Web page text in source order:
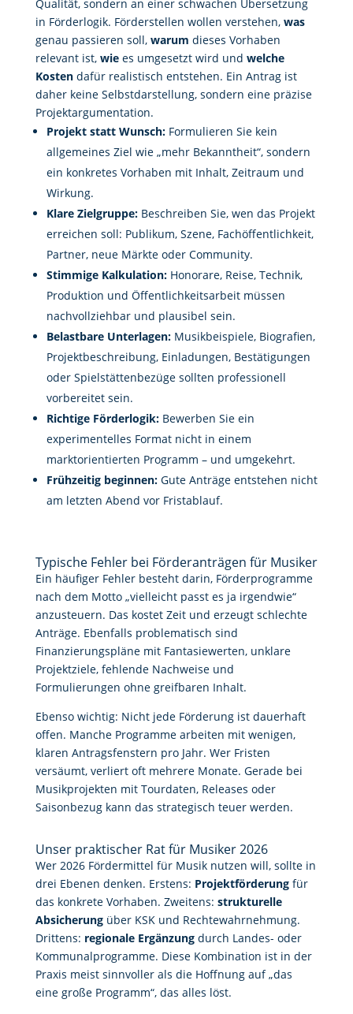
Qualität, sondern an einer schwachen Übersetzung
in Förderlogik. Förderstellen wollen verstehen, was
genau passieren soll, warum dieses Vorhaben
relevant ist, wiees umgesetzt wird und welche
Kostendafür realistisch entstehen. Ein Antrag ist
daher keine Selbstdarstellung, sondern eine präzise
Projektargumentation.
Projekt statt Wunsch:Formulieren Sie kein
allgemeines Ziel wie „mehr Bekanntheit“, sondern
ein konkretes Vorhaben mit Inhalt, Zeitraum und
Wirkung.
Klare Zielgruppe:Beschreiben Sie, wen das Projekt
erreichen soll: Publikum, Szene, Fachöffentlichkeit,
Partner, neue Märkte oder Community.
Stimmige Kalkulation:Honorare, Reise, Technik,
Produktion und Öffentlichkeitsarbeit müssen
nachvollziehbar und plausibel sein.
Belastbare Unterlagen:Musikbeispiele, Biografien,
Projektbeschreibung, Einladungen, Bestätigungen
oder Spielstättenbezüge sollten professionell
vorbereitet sein.
Richtige Förderlogik:Bewerben Sie ein
experimentelles Format nicht in einem
marktorientierten Programm – und umgekehrt.
Frühzeitig beginnen:Gute Anträge entstehen nicht
am letzten Abend vor Fristablauf.
Typische Fehler bei Förderanträgen für Musiker
Ein häufiger Fehler besteht darin, Förderprogramme
nach dem Motto „vielleicht passt es ja irgendwie“
anzusteuern. Das kostet Zeit und erzeugt schlechte
Anträge. Ebenfalls problematisch sind
Finanzierungspläne mit Fantasiewerten, unklare
Projektziele, fehlende Nachweise und
Formulierungen ohne greifbaren Inhalt.
Ebenso wichtig: Nicht jede Förderung ist dauerhaft
offen. Manche Programme arbeiten mit wenigen,
klaren Antragsfenstern pro Jahr. Wer Fristen
versäumt, verliert oft mehrere Monate. Gerade bei
Musikprojekten mit Tourdaten, Releases oder
Saisonbezug kann das strategisch teuer werden.
Unser praktischer Rat für Musiker 2026
Wer 2026 Fördermittel für Musik nutzen will, sollte in
drei Ebenen denken. Erstens: Projektförderungfür
das konkrete Vorhaben. Zweitens: strukturelle
Absicherungüber KSK und Rechtewahrnehmung.
Drittens: regionale Ergänzungdurch Landes- oder
Kommunalprogramme. Diese Kombination ist in der
Praxis meist sinnvoller als die Hoffnung auf „das
eine große Programm“, das alles löst.